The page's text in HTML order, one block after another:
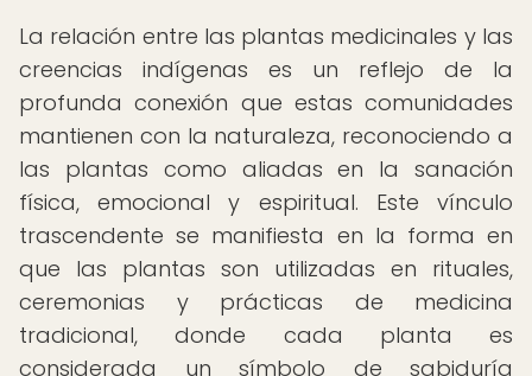
La relación entre las plantas medicinales y las
creencias indígenas es un reflejo de la
profunda conexión que estas comunidades
mantienen con la naturaleza, reconociendo a
las plantas como aliadas en la sanación
física, emocional y espiritual. Este vínculo
trascendente se manifiesta en la forma en
que las plantas son utilizadas en rituales,
ceremonias y prácticas de medicina
tradicional, donde cada planta es
considerada un símbolo de sabiduría